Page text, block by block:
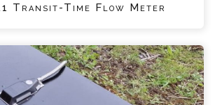
Transit-Time Flow Meter